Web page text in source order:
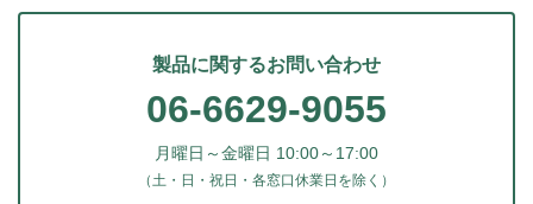
製品に関するお問い合わせ
06-6629-9055
月曜日～金曜日 10:00～17:00
（土・日・祝日・各窓口休業日を除く）